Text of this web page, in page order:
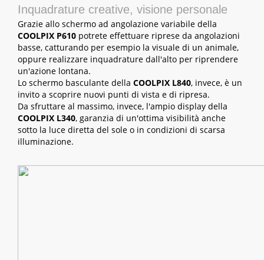
Inquadrature creative, visione personale
Grazie allo schermo ad angolazione variabile della
COOLPIX P610 potrete effettuare riprese da angolazioni
basse, catturando per esempio la visuale di un animale,
oppure realizzare inquadrature dall'alto per riprendere
un'azione lontana.
Lo schermo basculante della COOLPIX L840, invece, è un
invito a scoprire nuovi punti di vista e di ripresa.
Da sfruttare al massimo, invece, l'ampio display della
COOLPIX L340, garanzia di un'ottima visibilità anche
sotto la luce diretta del sole o in condizioni di scarsa
illuminazione.